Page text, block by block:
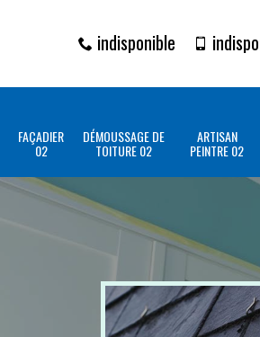
indisponible
FAÇADIER
02
DÉMOUSSAGE DE
TOITURE 02
ARTISAN
PEINTRE 02